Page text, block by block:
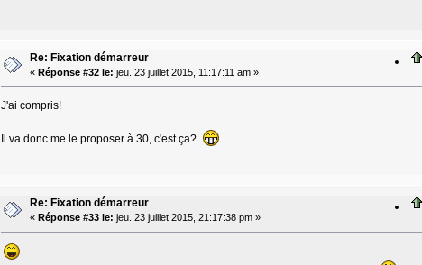
Re: Fixation démarreur
« Réponse #32 le: jeu. 23 juillet 2015, 11:17:11 am »
J'ai compris!
Il va donc me le proposer à 30, c'est ça?
Re: Fixation démarreur
« Réponse #33 le: jeu. 23 juillet 2015, 21:17:38 pm »